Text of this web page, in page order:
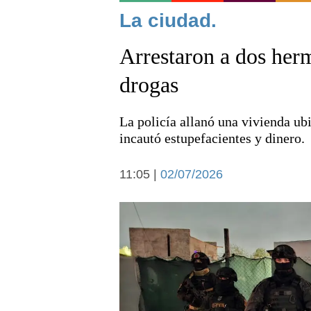
Noticias
Deportes
Arte y cultura
Economía y campo
La ciudad.
Arrestaron a dos
drogas
La policía allanó una vivienda
incautó estupefacientes y dinero.
11:05 | 02/07/2026